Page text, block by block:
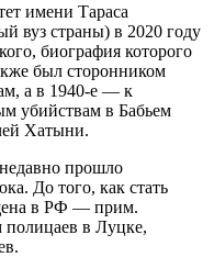
имени Тараса
вуз страны) в 2020 году
биография которого
был сторонником
а в 1940-е — к
убийствам в Бабьем
Хатыни.
прошло
До того, как стать
в РФ — прим.
полицаев в Луцке,